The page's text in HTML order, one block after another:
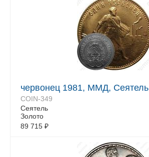
червонец 1981, ММД, Сеятель
COIN-349
Сеятель
Золото
89 715 ₽